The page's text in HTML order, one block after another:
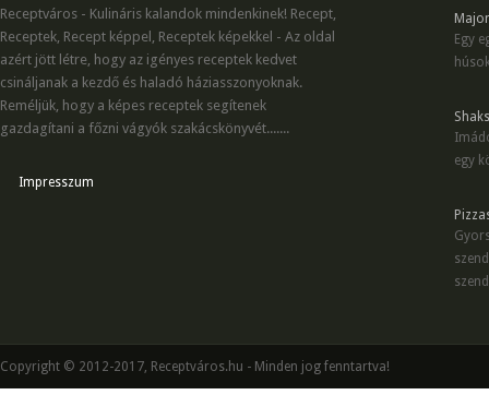
Receptváros - Kulináris kalandok mindenkinek! Recept,
Receptek, Recept képpel, Receptek képekkel - Az oldal
azért jött létre, hogy az igényes receptek kedvet
csináljanak a kezdő és haladó háziasszonyoknak.
Reméljük, hogy a képes receptek segítenek
gazdagítani a főzni vágyók szakácskönyvét.......
Impresszum
Egy
egy
Copyright © 2012-2017, Receptváros.hu - Minden jog fenntartva!